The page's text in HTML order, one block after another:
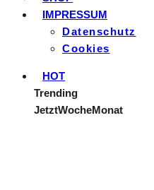
IMPRESSUM
Datenschutz
Cookies
HOT
Trending
JetztWocheMonat